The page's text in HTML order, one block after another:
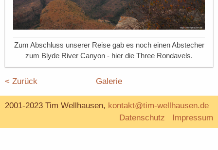
Zum Abschluss unserer Reise gab es noch einen Abstecher
zum Blyde River Canyon - hier die Three Rondavels.
< Zurück Galerie
2001-2023 Tim Wellhausen, kontakt@tim-wellhausen.de
Datenschutz
Impressum